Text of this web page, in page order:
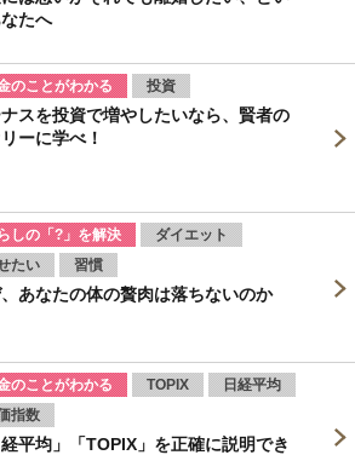
たへ
のことがわかる 投資
スを投資で増やしたいなら、賢者の
ーに学べ！
しの「?」を解決
ダイエット
たい
習慣
あなたの体の贅肉は落ちないのか
のことがわかる TOPIX
日経平均
指数
経平均」「TOPIX」を正確に説明でき